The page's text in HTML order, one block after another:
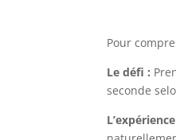
Pour
Le défi :
seconde